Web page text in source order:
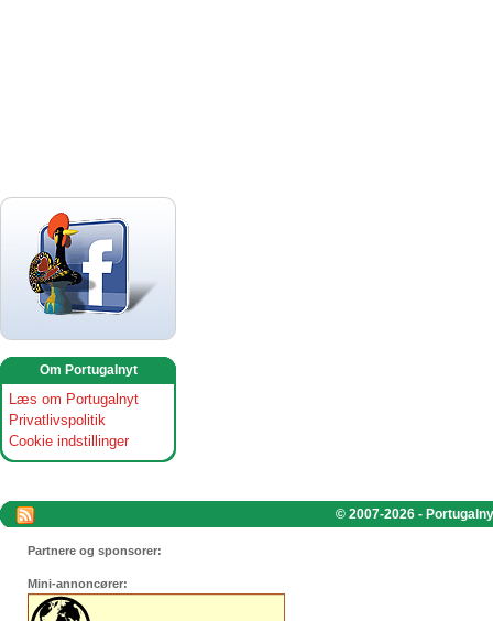
Om Portugalnyt
Læs om Portugalnyt
Privatlivspolitik
Cookie indstillinger
© 2007-2026 -
Partnere og sponsorer:
Mini-annoncører: